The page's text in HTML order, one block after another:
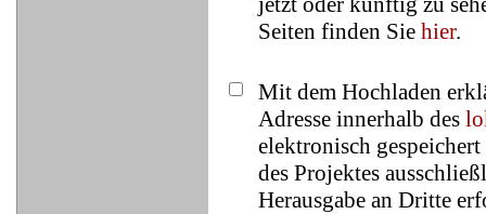
Seiten finden Sie hier.
Mit dem Hochladen
Adresse innerhalb des
elektronisch
des Projektes
Herausgabe an Dritte